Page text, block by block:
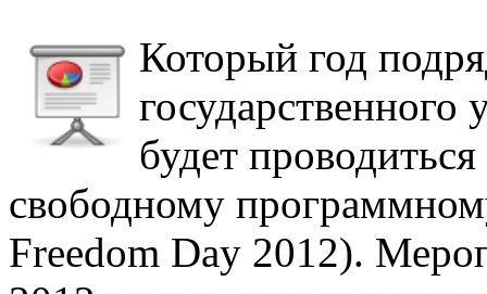
Который год
государственного
будет
свободному
Freedom Day 2012).